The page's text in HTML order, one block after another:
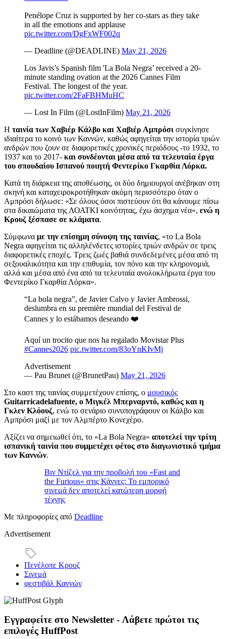
Penélope Cruz is supported by her co-stars as they take
in all the emotions and applause
pic.twitter.com/DgFxWF002q
— Deadline (@DEADLINE) May 21, 2026
Los Javis’s Spanish film 'La Bola Negra’ received a 20-
minute standing ovation at the 2026 Cannes Film
Festival. The longest of the year.
pic.twitter.com/2FaFBHMuHC
— Lost In Film (@LostInFilm) May 21, 2026
Η ταινία των Χαβιέρ Κάλβο και Χαβιέρ Αμπρόσι συγκίνησε
ιδιαίτερα το κοινό των Καννών, καθώς αφηγείται την ιστορία τριών
ανδρών που ζουν σε διαφορετικές χρονικές περιόδους -το 1932, το
1937 και το 2017- και συνδέονται μέσα από τα τελευταία έργα
του σπουδαίου Ισπανού ποιητή Φεντερίκο Γκαρθία Λόρκα.
Κατά τη διάρκεια της αποθέωσης, οι δύο δημιουργοί ανέβηκαν στη
σκηνή και καταχειροκροτήθηκαν ακόμη περισσότερο όταν ο
Αμπρόσι δήλωσε: «Σε όλους όσοι πιστεύουν ότι θα κάνουμε πίσω
στα δικαιώματα της ΛΟΑΤΚΙ κοινότητας, έχω άσχημα νέα», ενώ η
Κρουζ ξέσπασε σε κλάματα.
Σύμφωνα με την επίσημη σύνοψη της ταινίας, «το La Bola
Negra αφηγείται τις αλληλένδετες ιστορίες τριών ανδρών σε τρεις
διαφορετικές εποχές. Τρεις ζωές βαθιά συνδεδεμένες μέσα από τη
σεξουαλικότητα και την επιθυμία, τον πόνο και την κληρονομιά,
αλλά και μέσα από ένα από τα τελευταία ανολοκλήρωτα έργα του
Φεντερίκο Γκαρθία Λόρκα».
“La bola negra”, de Javier Calvo y Javier Ambrossi,
deslumbra en su première mundial del Festival de
Cannes y lo estábamos deseando ❤️
Aquí un trocito que nos ha regalado Movistar Plus
#Cannes2026 pic.twitter.com/83oYnKIvMj
Advertisement
— Pau Brunet (@BrunetPau) May 21, 2026
Στο καστ της ταινίας συμμετέχουν επίσης, ο μουσικός
Guitarricadelafuente, ο Μιγκέλ Μπερναρντό, καθώς και η
Γκλεν Κλόουζ, ενώ το σενάριο συνυπογράφουν οι Κάλβο και
Αμπρόσι μαζί με τον Αλμπέρτο Κονεχέρο.
Αξίζει να σημειωθεί ότι, το «La Bola Negra» αποτελεί την τρίτη
ισπανική ταινία που συμμετέχει φέτος στο διαγωνιστικό τμήμα
των Καννών.
Βιν Ντίζελ για την προβολή του «Fast and
the Furious» στις Κάννες: Το εμπορικό
σινεμά δεν αποτελεί κατώτερη μορφή
τέχνης
Με πληροφορίες από Deadline
Advertisement
Πενέλοπε Κρουζ
Σινεμά
φεστιβάλ Καννών
Εγγραφείτε στο Newsletter - Λάβετε πρώτοι τις
επιλογές HuffPost